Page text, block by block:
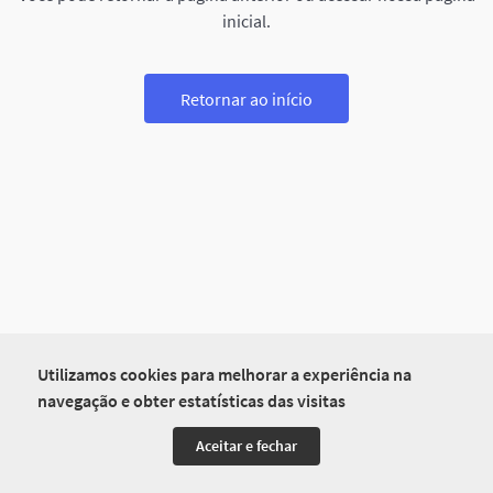
Utilizamos cookies para melhorar a experiência na
navegação e obter estatísticas das visitas
Aceitar e fechar
inicial.
Retornar ao início